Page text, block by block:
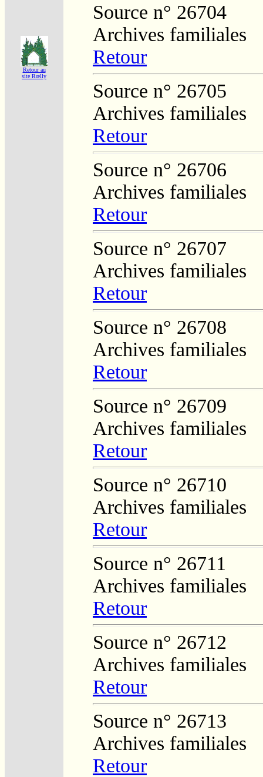
Retour au
site Rœlly
Source n° 26704
Archives familiales
Retour
Source n° 26705
Archives familiales
Retour
Source n° 26706
Archives familiales
Retour
Source n° 26707
Archives familiales
Retour
Source n° 26708
Archives familiales
Retour
Source n° 26709
Archives familiales
Retour
Source n° 26710
Archives familiales
Retour
Source n° 26711
Archives familiales
Retour
Source n° 26712
Archives familiales
Retour
Source n° 26713
Archives familiales
Retour